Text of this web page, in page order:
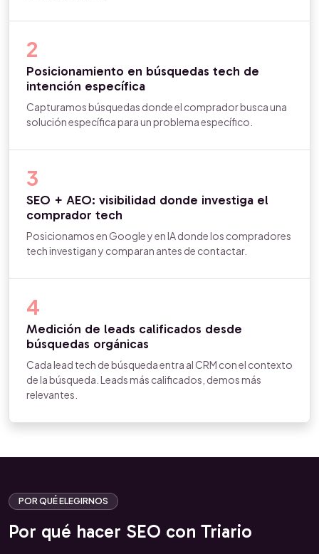
2
Posicionamiento en búsquedas tech de
intención específica
Capturamos búsquedas donde el comprador busca una
solución específica para un problema específico.
3
SEO + AEO: visibilidad donde investiga el
comprador tech
Posicionamos en Google y en IA donde los compradores
tech investigan y comparan antes de contactar.
4
Medición de leads calificados desde
búsquedas orgánicas
Cada lead tech de búsqueda entra al CRM con el contexto
de la búsqueda. Leads más calificados, demos más
relevantes.
POR QUÉ ELEGIRNOS
Por qué hacer SEO con Triario